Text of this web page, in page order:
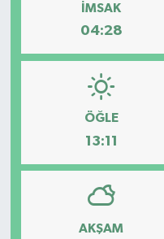
İMSAK
04:28
ÖĞLE
13:11
AKŞAM
GÜNDEM
İÇ HABERLER
LAPTA